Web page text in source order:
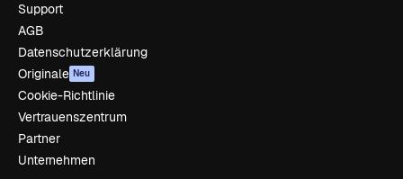
Support
AGB
Datenschutzerklärung
Originale Neu
Cookie-Richtlinie
Vertrauenszentrum
Partner
Unternehmen